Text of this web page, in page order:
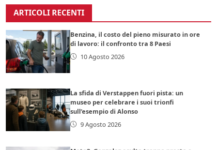
ARTICOLI RECENTI
Benzina, il costo del pieno misurato in ore
di lavoro: il confronto tra 8 Paesi
10 Agosto 2026
La sfida di Verstappen fuori pista: un
museo per celebrare i suoi trionfi
sull’esempio di Alonso
9 Agosto 2026